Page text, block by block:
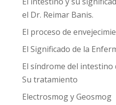
el Dr. Reimar Banis.
El proceso de
El Significado de la
El síndrome del intestino
Su tratamiento
Electrosmog y Geosmog